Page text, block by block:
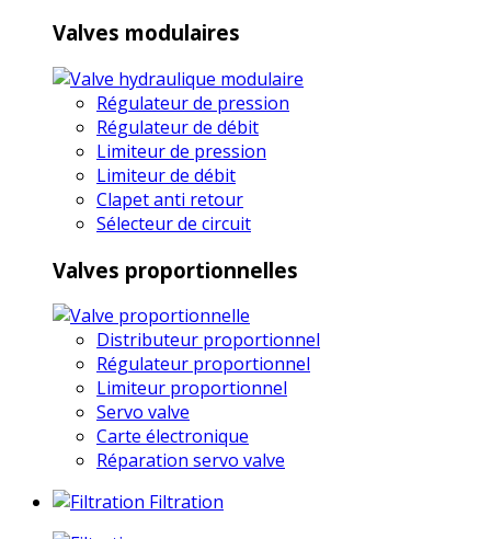
Valves modulaires
Régulateur de pression
Régulateur de débit
Limiteur de pression
Limiteur de débit
Clapet anti retour
Sélecteur de circuit
Valves proportionnelles
Distributeur proportionnel
Régulateur proportionnel
Limiteur proportionnel
Servo valve
Carte électronique
Réparation servo valve
Filtration